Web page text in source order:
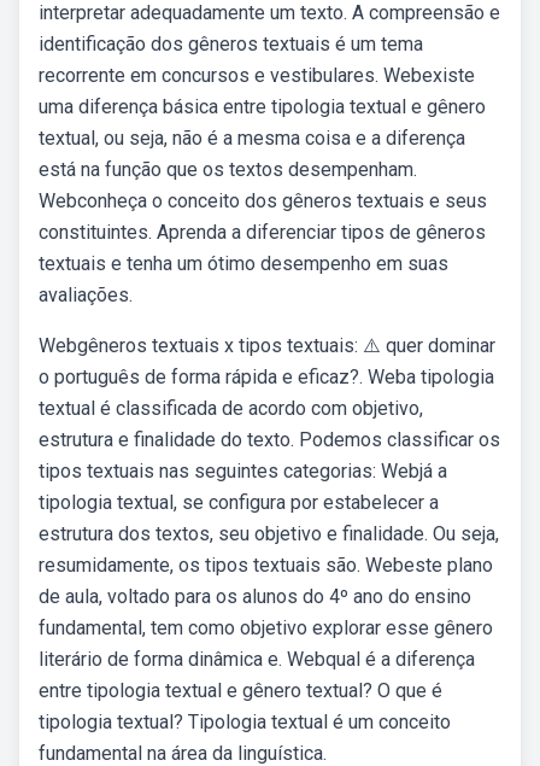
interpretar adequadamente um texto. A compreensão e
identificação dos gêneros textuais é um tema
recorrente em concursos e vestibulares. Webexiste
uma diferença básica entre tipologia textual e gênero
textual, ou seja, não é a mesma coisa e a diferença
está na função que os textos desempenham.
Webconheça o conceito dos gêneros textuais e seus
constituintes. Aprenda a diferenciar tipos de gêneros
textuais e tenha um ótimo desempenho em suas
avaliações.
Webgêneros textuais x tipos textuais: ⚠️ quer dominar
o português de forma rápida e eficaz?. Weba tipologia
textual é classificada de acordo com objetivo,
estrutura e finalidade do texto. Podemos classificar os
tipos textuais nas seguintes categorias: Webjá a
tipologia textual, se configura por estabelecer a
estrutura dos textos, seu objetivo e finalidade. Ou seja,
resumidamente, os tipos textuais são. Webeste plano
de aula, voltado para os alunos do 4º ano do ensino
fundamental, tem como objetivo explorar esse gênero
literário de forma dinâmica e. Webqual é a diferença
entre tipologia textual e gênero textual? O que é
tipologia textual? Tipologia textual é um conceito
fundamental na área da linguística.